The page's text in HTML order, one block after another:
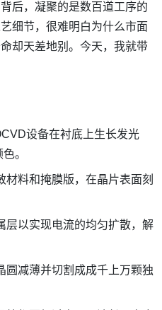
后，凝聚的是数百道工序的
细节，很难明白为什么市面
却天差地别。今天，我就带
设备在衬底上生长发光
。
材料和掩膜版，在晶片表面刻
层以实现电流的均匀扩散，解
圆减薄并切割成成千上万颗独